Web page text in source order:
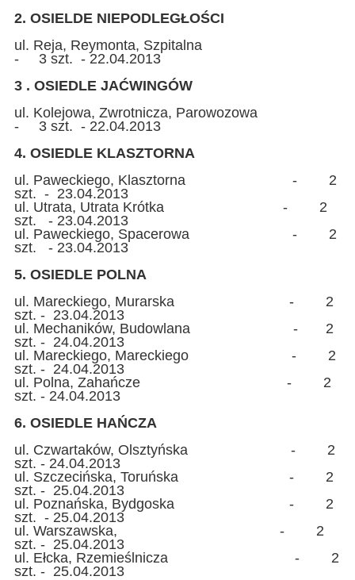
2. OSIELDE NIEPODLEGŁOŚCI
ul. Reja, Reymonta, Szpitalna
- 3 szt. - 22.04.2013
3 . OSIEDLE JAĆWINGÓW
ul. Kolejowa, Zwrotnicza, Parowozowa
- 3 szt. - 22.04.2013
4. OSIEDLE KLASZTORNA
ul. Paweckiego, Klasztorna - 2
szt. - 23.04.2013
ul. Utrata, Utrata Krótka - 2
szt. - 23.04.2013
ul. Paweckiego, Spacerowa - 2
szt. - 23.04.2013
5. OSIEDLE POLNA
ul. Mareckiego, Murarska - 2
szt. - 23.04.2013
ul. Mechaników, Budowlana - 2
szt. - 24.04.2013
ul. Mareckiego, Mareckiego - 2
szt. - 24.04.2013
ul. Polna, Zahańcze - 2
szt. - 24.04.2013
6. OSIEDLE HAŃCZA
ul. Czwartaków, Olsztyńska - 2
szt. - 24.04.2013
ul. Szczecińska, Toruńska - 2
szt. - 25.04.2013
ul. Poznańska, Bydgoska - 2
szt. - 25.04.2013
ul. Warszawska, - 2
szt. - 25.04.2013
ul. Ełcka, Rzemieślnicza - 2
szt. - 25.04.2013